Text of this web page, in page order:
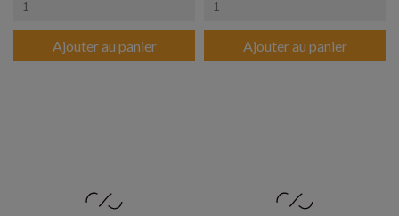
Ajouter au panier Ajouter au panier